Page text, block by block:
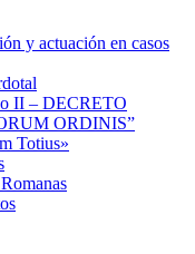
y actuación en casos
II – DECRETO
ORDINIS”
Totius»